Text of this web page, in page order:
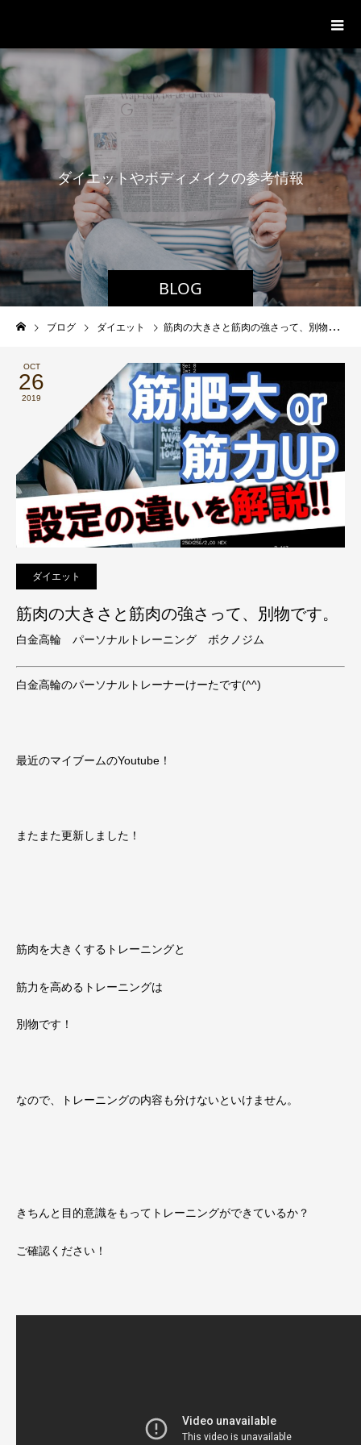
BLOG
ダイエットやボディメイクの参考情報
ブログ ダイエット 筋肉の大きさと筋肉の強さって、別物です。
OCT
26
2019
ダイエット
筋肉の大きさと筋肉の強さって、別物です。
白金高輪 パーソナルトレーニング ボクノジム
白金高輪のパーソナルトレーナーけーたです(^^)
最近のマイブームのYoutube！
またまた更新しました！
筋肉を大きくするトレーニングと
筋力を高めるトレーニングは
別物です！
なので、トレーニングの内容も分けないといけません。
きちんと目的意識をもってトレーニングができているか？
ご確認ください！